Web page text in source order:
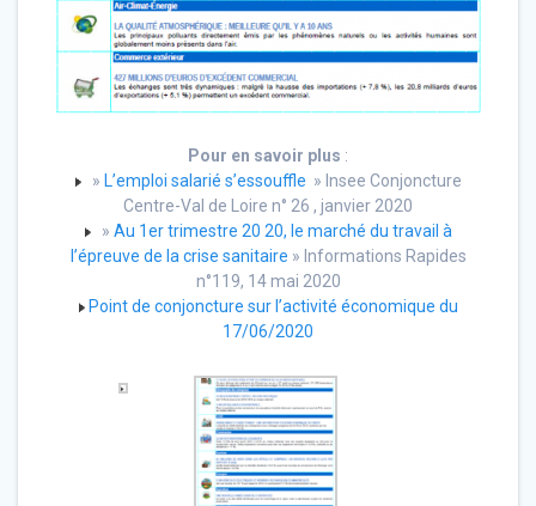
Pour en savoir plus :
» L’emploi salarié s’essouffle » Insee Conjoncture
Centre-Val de Loire n° 26 , janvier 2020
» Au 1er trimestre 20 20, le marché du travail à
l’épreuve de la crise sanitaire » Informations Rapides
n°119, 14 mai 2020
Point de conjoncture sur l’activité économique du
17/06/2020